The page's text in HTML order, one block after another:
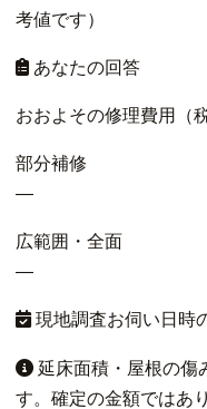
考値です）
あなたの回答
おおよその修理費用（
部分補修
—
広範囲・全面
—
現地調査お伺い日時
延床面積・屋根の傷
す。確定の金額ではあ